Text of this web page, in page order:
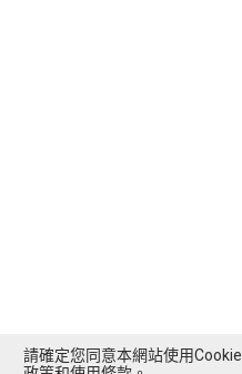
請確定您同意本網站使用